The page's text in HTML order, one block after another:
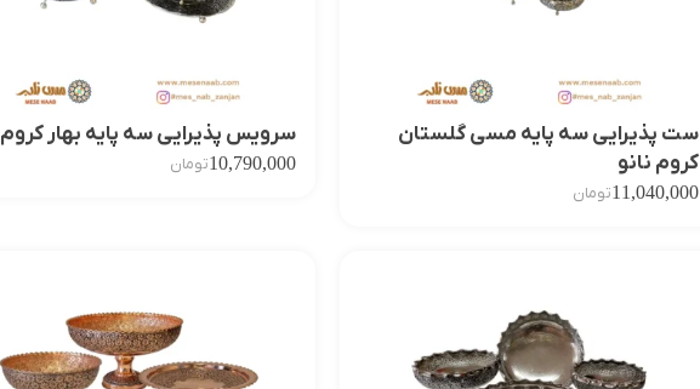
ست پذیرایی سه پایه مسی گلستان
کروم نانو
11,040,000تومان
سرویس پذیرایی سه پایه بهار کروم
10,790,000تومان